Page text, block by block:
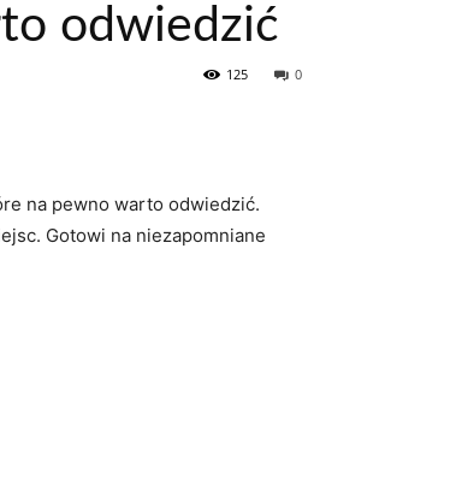
odwiedzić
0
125
na pewno warto odwiedzić.
Gotowi na niezapomniane⁤